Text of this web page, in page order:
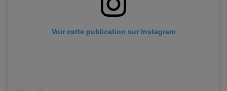
Voir cette publication sur Instagram